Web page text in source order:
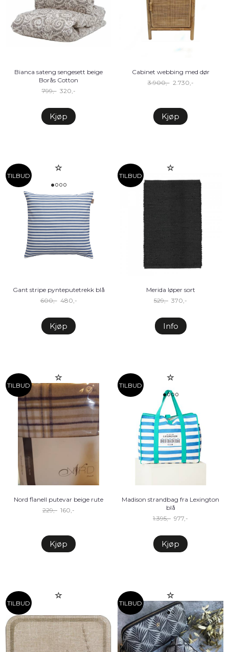
Bianca sateng sengesett beige
Borås Cotton
799,- 320,-
Kjøp
Cabinet webbing med dør
3.900,- 2.730,-
Kjøp
TILBUD
Gant stripe pynteputetrekk blå
600,- 480,-
Kjøp
TILBUD
Merida løper sort
529,- 370,-
Info
TILBUD
Nord flanell putevar beige rute
229,- 160,-
Kjøp
TILBUD
Madison strandbag fra Lexington
blå
1.395,- 977,-
Kjøp
TILBUD TILBUD